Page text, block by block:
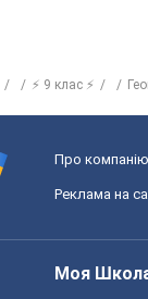
⚡ 9 клас ⚡
Про компанію
Реклама на
Моя